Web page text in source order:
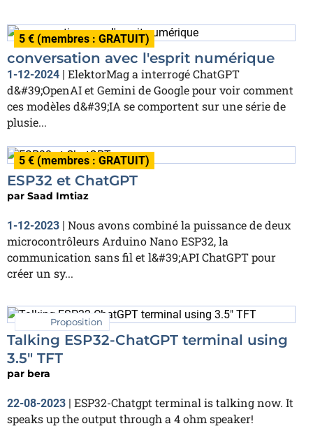
5 € (membres : GRATUIT)
conversation avec l'esprit numérique
1-12-2024
ElektorMag a interrogé ChatGPT
d&#39;OpenAI et Gemini de Google pour voir comment
ces modèles d&#39;IA se comportent sur une série de
plusie...
5 € (membres : GRATUIT)
ESP32 et ChatGPT
par Saad Imtiaz
1-12-2023 | Nous avons combiné la puissance de deux
microcontrôleurs Arduino Nano ESP32, la
communication sans fil et l&#39;API ChatGPT pour
créer un sy...
Proposition
Talking ESP32-ChatGPT terminal using
3.5" TFT
par bera
22-08-2023 | ESP32-Chatgpt terminal is talking now. It
speaks up the output through a 4 ohm speaker!